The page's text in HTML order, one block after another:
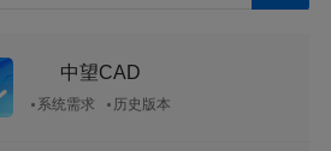
中望CAD
系统需求 历史版本